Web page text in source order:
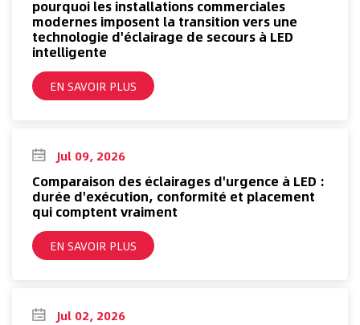
pourquoi les installations commerciales
modernes imposent la transition vers une
technologie d'éclairage de secours à LED
intelligente
EN SAVOIR PLUS
Jul 09, 2026
Comparaison des éclairages d'urgence à LED :
durée d'exécution, conformité et placement
qui comptent vraiment
EN SAVOIR PLUS
Jul 02, 2026